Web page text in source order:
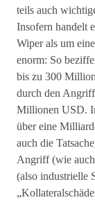
teils auch
Insofern handelt
Wiper als um
enorm: So
bis zu 300
durch den
Millionen USD.
über eine
auch die
Angriff (wie
(also industrielle